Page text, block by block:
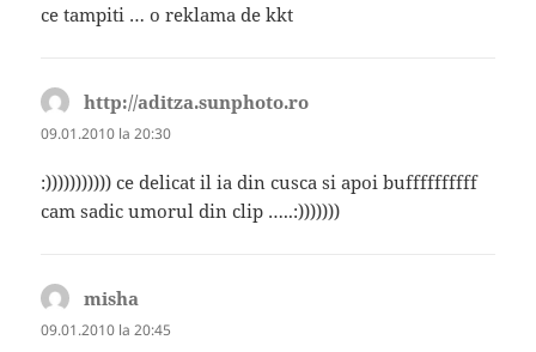
ce tampiti … o reklama de kkt
http://aditza.sunphoto.ro
09.01.2010 la 20:30
:))))))))))) ce delicat il ia din cusca si apoi buffffffffff
cam sadic umorul din clip …..:)))))))
misha
09.01.2010 la 20:45